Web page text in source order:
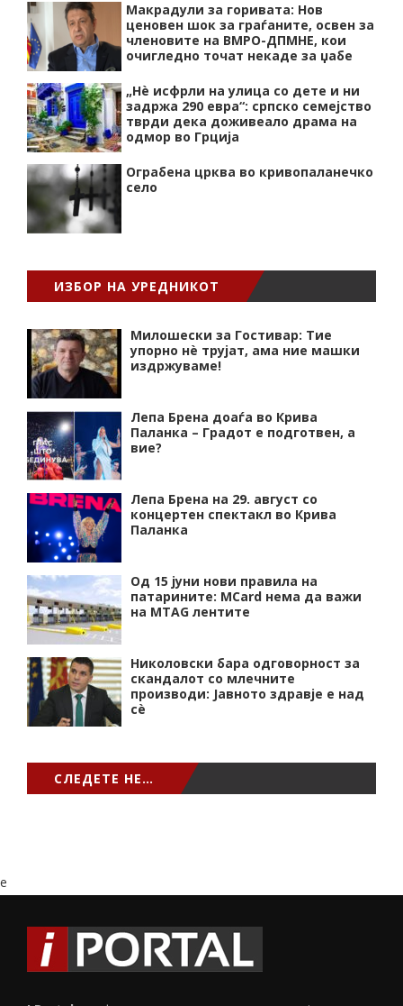
Макрадули за горивата: Нов
ценовен шок за граѓаните, освен за
членовите на ВМРО-ДПМНЕ, кои
очигледно точат некаде за џабе
„Нѐ исфрли на улица со дете и ни
задржа 290 евра“: српско семејство
тврди дека доживеало драма на
одмор во Грција
Ограбена црква во кривопаланечко
село
ИЗБОР НА УРЕДНИКОТ
Милошески за Гостивар: Тие
упорно нѐ трујат, ама ние машки
издржуваме!
Лепа Брена доаѓа во Крива
Паланка – Градот е подготвен, а
вие?
Лепа Брена на 29. август со
концертен спектакл во Крива
Паланка
Од 15 јуни нови правила на
патарините: MCard нема да важи
на MTAG лентите
Николовски бара одговорност за
скандалот со млечните
производи: Јавното здравје е над
сѐ
СЛЕДЕТЕ НЕ…
e